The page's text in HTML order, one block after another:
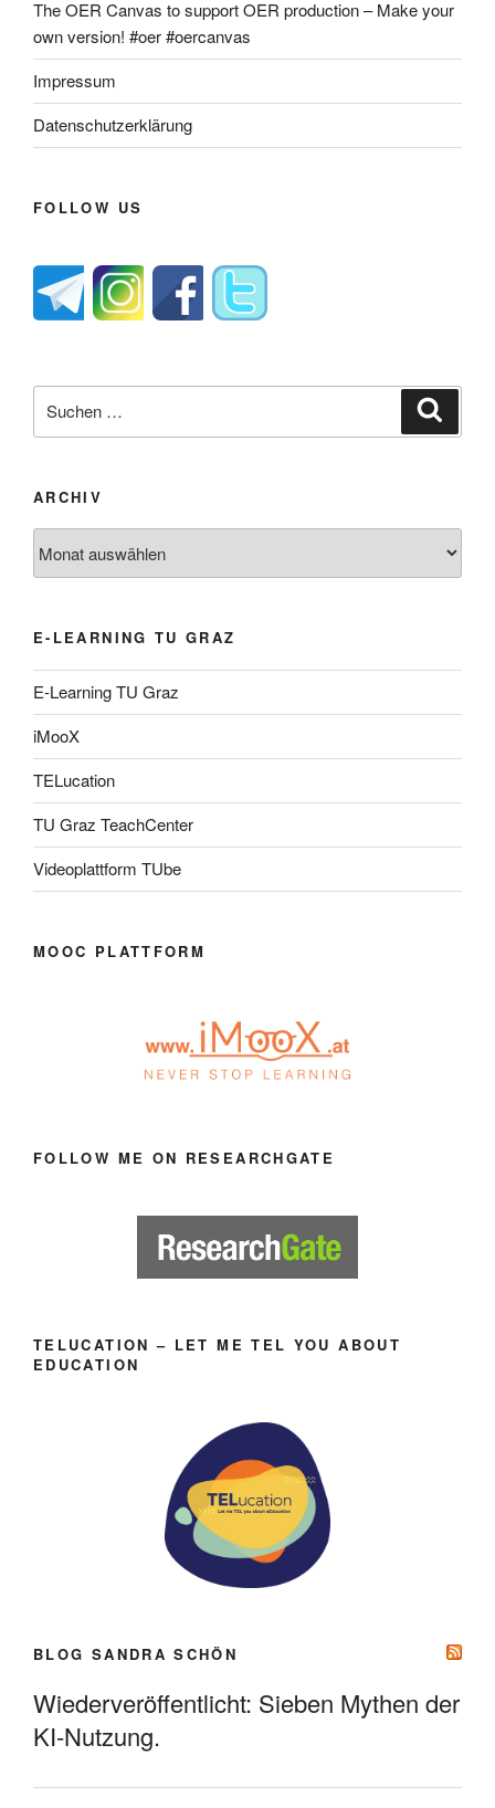
The OER Canvas to support OER production – Make your
own version! #oer #oercanvas
Impressum
Datenschutzerklärung
FOLLOW US
nach:
ARCHIV
E-LEARNING TU GRAZ
E-Learning TU Graz
iMooX
TELucation
TU Graz TeachCenter
Videoplattform TUbe
MOOC PLATTFORM
FOLLOW ME ON RESEARCHGATE
TELUCATION – LET ME TEL YOU ABOUT
EDUCATION
BLOG SANDRA SCHÖN
Wiederveröffentlicht: Sieben Mythen der
KI-Nutzung.